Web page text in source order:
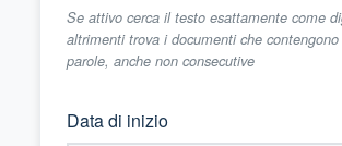
Se attivo cerca il testo esattamente come
altrimenti trova i documenti che
parole, anche non consecutive
Data di inizio